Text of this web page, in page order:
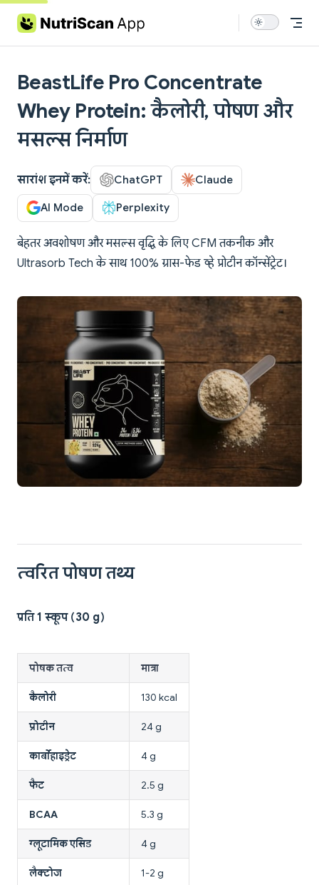
Skip to content
BeastLife Pro Concentrate
Whey Protein: कैलोरी, पोषण और
मसल्स निर्माण
सारांश इनमें करें: ChatGPT Claude
AI Mode Perplexity
बेहतर अवशोषण और मसल्स वृद्धि के लिए CFM तकनीक और
Ultrasorb Tech के साथ 100% ग्रास-फेड व्हे प्रोटीन कॉन्सेंट्रेट।
त्वरित पोषण तथ्य
प्रति 1 स्कूप (30 g)
पोषक तत्व मात्रा
कैलोरी 130 kcal
प्रोटीन 24 g
कार्बोहाइड्रेट 4 g
फैट 2.5 g
BCAA 5.3 g
ग्लूटामिक एसिड 4 g
लैक्टोज 1-2 g